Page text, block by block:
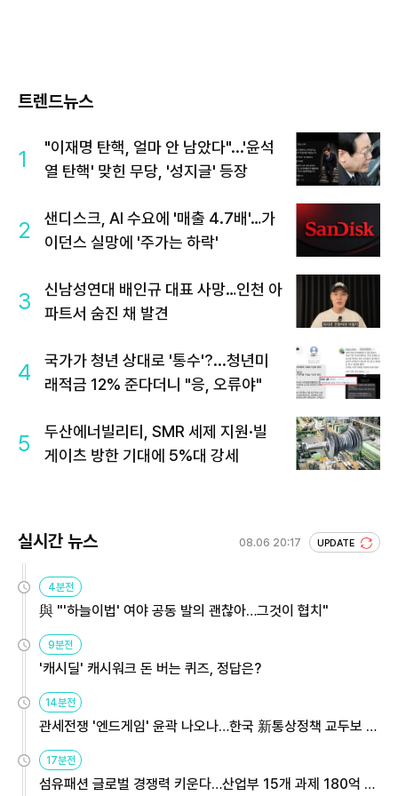
트렌드뉴스
1
"이재명 탄핵, 얼마 안 남았다"...'윤석
열 탄핵' 맞힌 무당, '성지글' 등장
2
샌디스크, AI 수요에 '매출 4.7배'…가
이던스 실망에 '주가는 하락'
3
신남성연대 배인규 대표 사망…인천 아
파트서 숨진 채 발견
4
국가가 청년 상대로 '통수'?...청년미
래적금 12% 준다더니 "응, 오류야"
5
두산에너빌리티, SMR 세제 지원·빌
게이츠 방한 기대에 5%대 강세
실시간 뉴스 08.06 20:17 UPDATE
4분전
與 "'하늘이법' 여야 공동 발의 괜찮아…그것이 협치"
9분전
'캐시딜' 캐시워크 돈 버는 퀴즈, 정답은?
14분전
관세전쟁 '엔드게임' 윤곽 나오나…한국 新통상정책 교두보 활
용해야
17분전
섬유패션 글로벌 경쟁력 키운다…산업부 15개 과제 180억 지